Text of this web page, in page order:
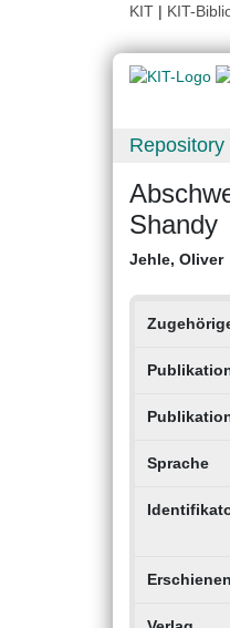
KIT | KIT-
Repository
Shandy
Jehle, Oliver
Sprache